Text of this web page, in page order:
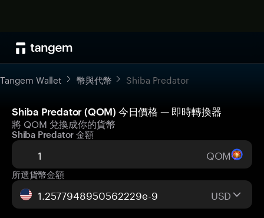
Tangem Wallet 幣與代幣 Shiba Predator
Shiba Predator (QOM) 今日價格 — 即時轉換器
將 QOM 兌換成你的貨幣
Shiba Predator 金額
QOM
所選貨幣金額
USD